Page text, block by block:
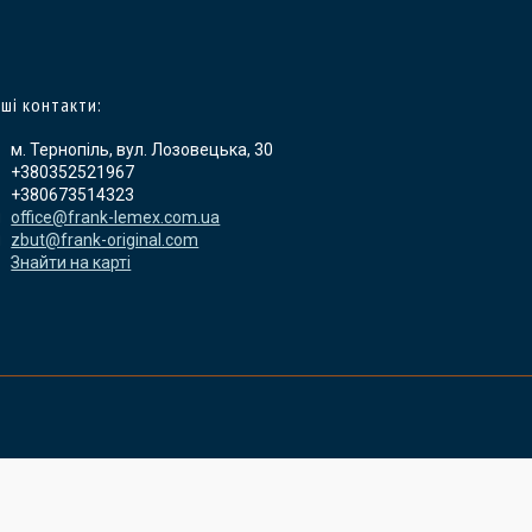
контакти:
м. Тернопіль, вул. Лозовецька, 30
+380352521967
+380673514323
office@frank-lemex.com.ua
zbut@frank-original.com
Знайти на карті